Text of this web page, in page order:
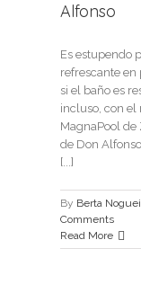
Alfonso
Es estupendo
refrescante en
si el baño es
incluso, con el
MagnaPool de
de Don
[...]
By Berta
Comments
Read More